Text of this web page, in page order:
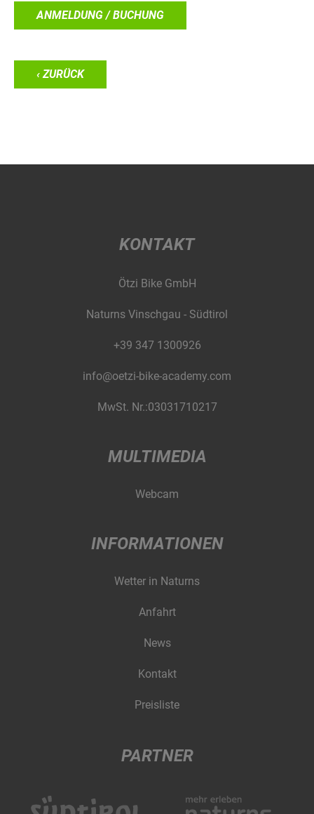
ANMELDUNG / BUCHUNG
‹ ZURÜCK
KONTAKT
Ötzi Bike GmbH
Naturns Vinschgau - Südtirol
+39 347 1300926
info@oetzi-bike-academy.com
MwSt. Nr.:03031710217
MULTIMEDIA
Webcam
INFORMATIONEN
Wetter in Naturns
Anfahrt
News
Kontakt
Preisliste
PARTNER